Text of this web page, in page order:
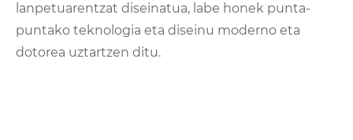
lanpetuarentzat diseinatua, labe honek punta-
puntako teknologia eta diseinu moderno eta
dotorea uztartzen ditu.